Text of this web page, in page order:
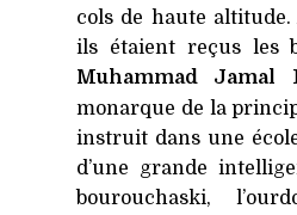
cols de haute altitude.
ils étaient reçus les
Muhammad Jamal
monarque de la
instruit dans une
d’une grande
bourouchaski,